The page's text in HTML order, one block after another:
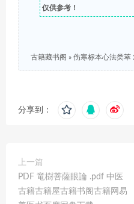
仅供参考！
古籍藏书阁 » 伤寒标本心法类萃
分享到：
上一篇
PDF 竜樹菩薩眼論 .pdf 中医
古籍古籍屋古籍书阁古籍网易